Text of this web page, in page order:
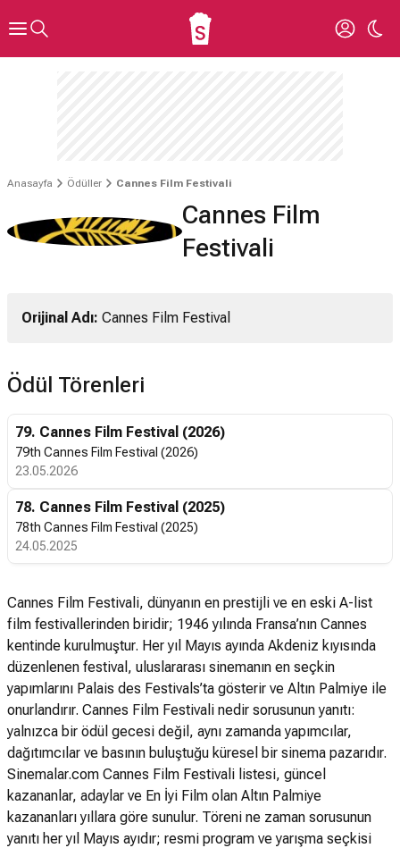
Anasayfa Ödüller Cannes Film Festivali
Cannes Film
Festivali
Orijinal Adı: Cannes Film Festival
Ödül Törenleri
79. Cannes Film Festival (2026)
79th Cannes Film Festival (2026)
23.05.2026
78. Cannes Film Festival (2025)
78th Cannes Film Festival (2025)
24.05.2025
Cannes Film Festivali, dünyanın en prestijli ve en eski A-list
film festivallerinden biridir; 1946 yılında Fransa’nın Cannes
kentinde kurulmuştur. Her yıl Mayıs ayında Akdeniz kıyısında
düzenlenen festival, uluslararası sinemanın en seçkin
yapımlarını Palais des Festivals’ta gösterir ve Altın Palmiye ile
onurlandırır. Cannes Film Festivali nedir sorusunun yanıtı:
yalnızca bir ödül gecesi değil, aynı zamanda yapımcılar,
dağıtımcılar ve basının buluştuğu küresel bir sinema pazarıdır.
Sinemalar.com Cannes Film Festivali listesi, güncel
kazananlar, adaylar ve En İyi Film olan Altın Palmiye
kazananları yıllara göre sunulur. Töreni ne zaman sorusunun
yanıtı her yıl Mayıs ayıdır; resmi program ve yarışma seçkisi